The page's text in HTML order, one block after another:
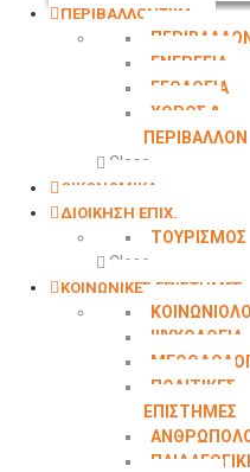
ΠΕΡΙΒΑΛΛΟΝΤΙΚΑ
ΠΕΡΙΒΑΛΛΟΝ
ΕΝΕΡΓΕΙΑ
ΓΕΩΛOΓΙΑ
ΧΩΡΟΣ &
ΠΕΡΙΒΑΛΛΟΝ
Close
ΟΙΚΟΝΟΜΙΚΑ
ΔΙΟΙΚΗΣΗ ΕΠΙΧ.
ΤΟΥΡΙΣΜΟΣ
Close
ΚΟΙΝΩΝΙΚΕΣ ΕΠΙΣΤΗΜΕΣ
ΨΥΧΟΛΟΓΙΑ
ΠΟΛΙΤΙΚΕΣ
ΕΠΙΣΤΗΜΕΣ